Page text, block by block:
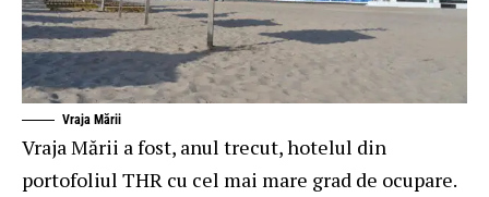
Vraja Mării
Vraja Mării a fost, anul trecut, hotelul din
portofoliul THR cu cel mai mare grad de ocupare.